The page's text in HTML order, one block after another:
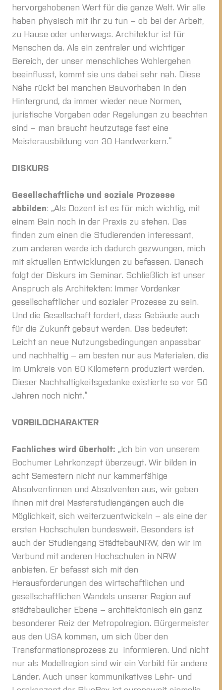
hervorgehobenen Wert für die ganze Welt. Wir alle
haben physisch mit ihr zu tun – ob bei der Arbeit,
zu Hause oder unterwegs. Architektur ist für
Menschen da. Als ein zentraler und wichtiger
Bereich, der unser menschliches Wohlergehen
beeinflusst, kommt sie uns dabei sehr nah. Diese
Nähe rückt bei manchen Bauvorhaben in den
Hintergrund, da immer wieder neue Normen,
juristische Vorgaben oder Regelungen zu beachten
sind – man braucht heutzutage fast eine
Meisterausbildung von 30 Handwerkern.“
DISKURS
Gesellschaftliche und soziale Prozesse
abbilden: „Als Dozent ist es für mich wichtig, mit
einem Bein noch in der Praxis zu stehen. Das
finden zum einen die Studierenden interessant,
zum anderen werde ich dadurch gezwungen, mich
mit aktuellen Entwicklungen zu befassen. Danach
folgt der Diskurs im Seminar. Schließlich ist unser
Anspruch als Architekten: Immer Vordenker
gesellschaftlicher und sozialer Prozesse zu sein.
Und die Gesellschaft fordert, dass Gebäude auch
für die Zukunft gebaut werden. Das bedeutet:
Leicht an neue Nutzungsbedingungen anpassbar
und nachhaltig – am besten nur aus Materialen, die
im Umkreis von 60 Kilometern produziert werden.
Dieser Nachhaltigkeitsgedanke existierte so vor 50
Jahren noch nicht.“
VORBILDCHARAKTER
Fachliches wird überholt: „Ich bin von unserem
Bochumer Lehrkonzept überzeugt. Wir bilden in
acht Semestern nicht nur kammerfähige
Absolventinnen und Absolventen aus, wir geben
ihnen mit drei Masterstudiengängen auch die
Möglichkeit, sich weiterzuentwickeln – als eine der
ersten Hochschulen bundesweit. Besonders ist
auch der Studiengang StädtebauNRW, den wir im
Verbund mit anderen Hochschulen in NRW
anbieten. Er befasst sich mit den
Herausforderungen des wirtschaftlichen und
gesellschaftlichen Wandels unserer Region auf
städtebaulicher Ebene – architektonisch ein ganz
besonderer Reiz der Metropolregion. Bürgermeister
aus den USA kommen, um sich über den
Transformationsprozess zu informieren. Und nicht
nur als Modellregion sind wir ein Vorbild für andere
Länder. Auch unser kommunikatives Lehr- und